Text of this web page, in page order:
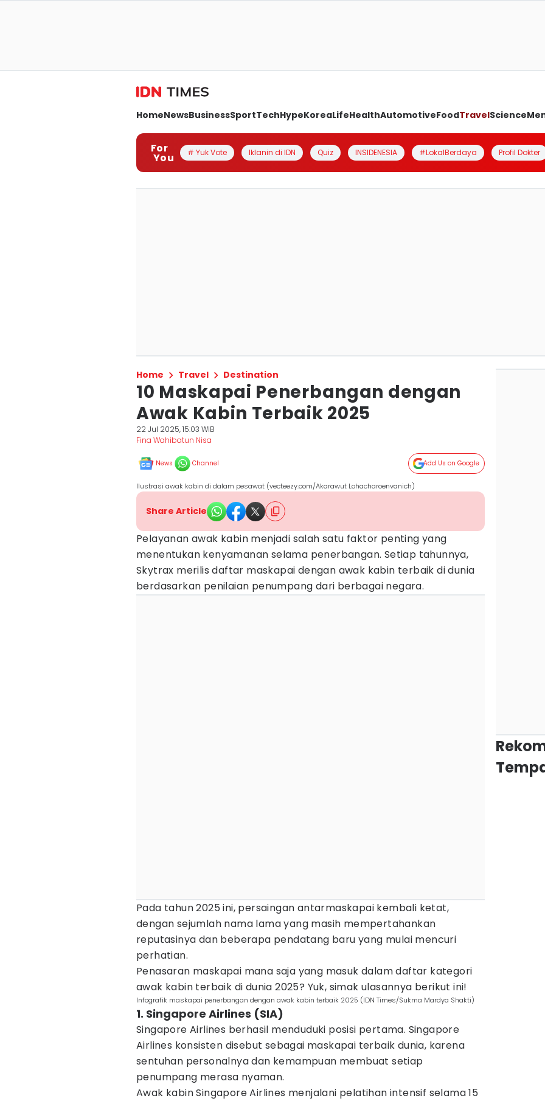
HomeNewsBusinessSportTechHypeKoreaLifeHealthAutomotiveFoodTravelScience
For
You # Yuk Vote Iklanin di IDN Quiz INSIDENESIA #LokalBerdaya Profil Dokter
Home Travel Destination
10 Maskapai Penerbangan dengan
Awak Kabin Terbaik 2025
22 Jul 2025, 15:03 WIB
Fina Wahibatun Nisa
News Channel Add Us on Google
Ilustrasi awak kabin di dalam pesawat (vecteezy.com/Akarawut Lohacharoenvanich)
Share Article
Pelayanan awak kabin menjadi salah satu faktor penting yang
menentukan kenyamanan selama penerbangan. Setiap tahunnya,
Skytrax merilis daftar maskapai dengan awak kabin terbaik di dunia
berdasarkan penilaian penumpang dari berbagai negara.
Pada tahun 2025 ini, persaingan antarmaskapai kembali ketat,
dengan sejumlah nama lama yang masih mempertahankan
reputasinya dan beberapa pendatang baru yang mulai mencuri
perhatian.
Penasaran maskapai mana saja yang masuk dalam daftar kategori
awak kabin terbaik di dunia 2025? Yuk, simak ulasannya berikut ini!
Infografik maskapai penerbangan dengan awak kabin terbaik 2025 (IDN Times/Sukma Mardya Shakti)
1. Singapore Airlines (SIA)
Singapore Airlines berhasil menduduki posisi pertama. Singapore
Airlines konsisten disebut sebagai maskapai terbaik dunia, karena
sentuhan personalnya dan kemampuan membuat setiap
penumpang merasa nyaman.
Awak kabin Singapore Airlines menjalani pelatihan intensif selama 15